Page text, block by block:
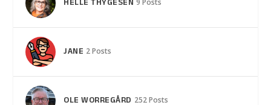
HELLE THYGESEN
JANE 2 Posts
OLE WORREGÅRD 252 Posts